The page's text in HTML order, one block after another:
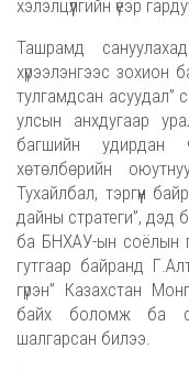
хэлэлцүүлгийн үеэр
Ташрамд
хүрээлэнгээс зохион
тулгамдсан асуудал”
улсын анхдугаар
багшийн удирдан
хөтөлбөрийн
Тухайлбал, тэргүүн
дайны стратеги”, дэд
ба БНХАУ-ын соёлын
гутгаар байранд
гүрэн” Казахстан
байх боломж ба
шалгарсан билээ.